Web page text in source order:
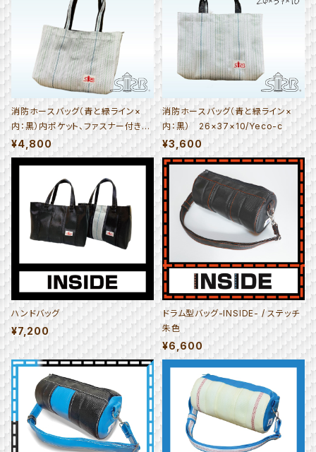
消防ホースバッグ（青と緑ライン×
内：黒）内ポケット、ファスナー付き
26×37×10/Yeco-a_i_F
¥4,800
消防ホースバッグ（青と緑ライン×
内：黒） 26×37×10/Yeco-c
¥3,600
ハンドバッグ
¥7,200
ドラム型バッグ-INSIDE- / ステッチ
朱色
¥6,600